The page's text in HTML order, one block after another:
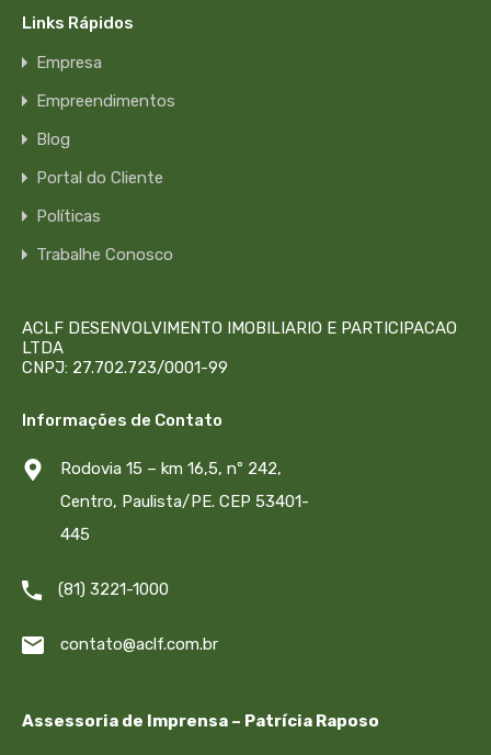
Links Rápidos
Empresa
Empreendimentos
Blog
Portal do Cliente
Políticas
Trabalhe Conosco
ACLF DESENVOLVIMENTO IMOBILIARIO E PARTICIPACAO
LTDA
CNPJ: 27.702.723/0001-99
Informações de Contato
Rodovia 15 – km 16,5, nº 242,
Centro, Paulista/PE. CEP 53401-
445
(81) 3221-1000
contato@aclf.com.br
Assessoria de Imprensa – Patrícia Raposo